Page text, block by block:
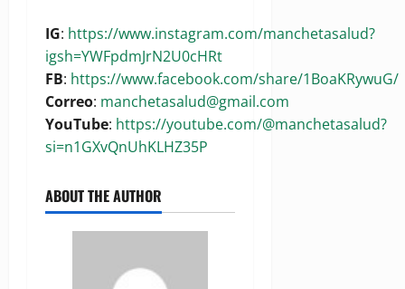
IG: https://www.instagram.com/manchetasalud?
igsh=YWFpdmJrN2U0cHRt
FB: https://www.facebook.com/share/1BoaKRywuG/
Correo: manchetasalud@gmail.com
YouTube: https://youtube.com/@manchetasalud?
si=n1GXvQnUhKLHZ35P
ABOUT THE AUTHOR